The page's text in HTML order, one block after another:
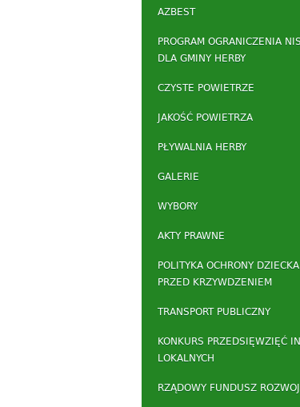
AZBEST
PROGRAM OGRANICZENIA
DLA GMINY HERBY
CZYSTE POWIETRZE
JAKOŚĆ POWIETRZA
PŁYWALNIA HERBY
GALERIE
WYBORY
AKTY PRAWNE
POLITYKA OCHRONY DZIECKA
PRZED KRZYWDZENIEM
TRANSPORT PUBLICZNY
KONKURS PRZEDSIĘWZIĘĆ
LOKALNYCH
RZĄDOWY FUNDUSZ